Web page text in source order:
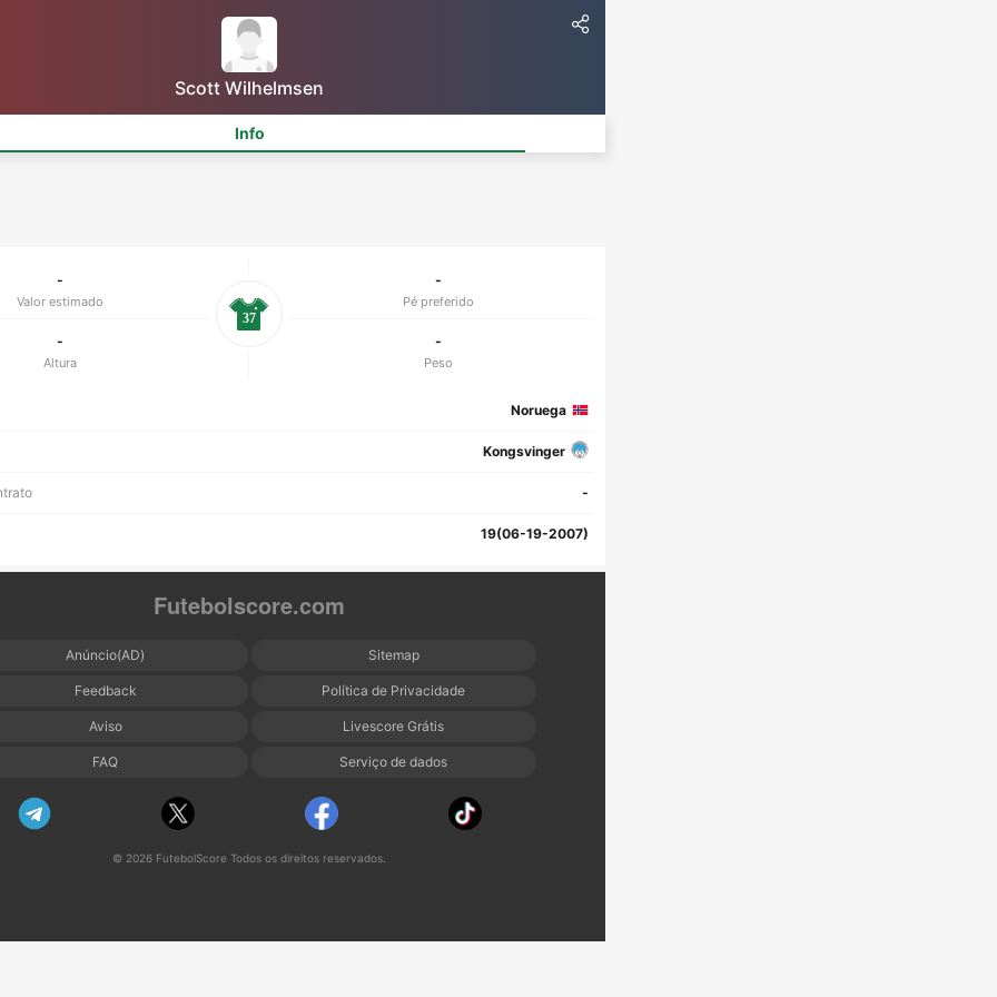
Scott Wilhelmsen
Info
-
Valor estimado
-
Pé preferido
-
Altura
-
Peso
37
Noruega
Kongsvinger
-
19(06-19-2007)
Futebolscore.com
Anúncio(AD) Sitemap
Feedback Política de Privacidade
Aviso Livescore Grátis
FAQ Serviço de dados
© 2026 FutebolScore Todos os direitos reservados.